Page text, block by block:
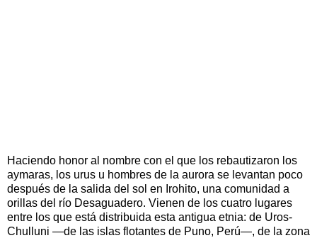
Haciendo honor al nombre con el que los rebautizaron los
aymaras, los urus u hombres de la aurora se levantan poco
después de la salida del sol en Irohito, una comunidad a
orillas del río Desaguadero. Vienen de los cuatro lugares
entre los que está distribuida esta antigua etnia: de Uros-
Chulluni —de las islas flotantes de Puno, Perú—, de la zona